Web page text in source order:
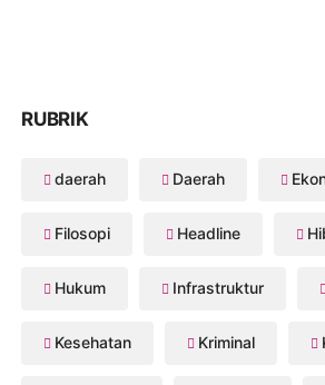
RUBRIK
daerah Daerah
Filosopi Headline
Hukum Infrastruktur
Kesehatan Kriminal